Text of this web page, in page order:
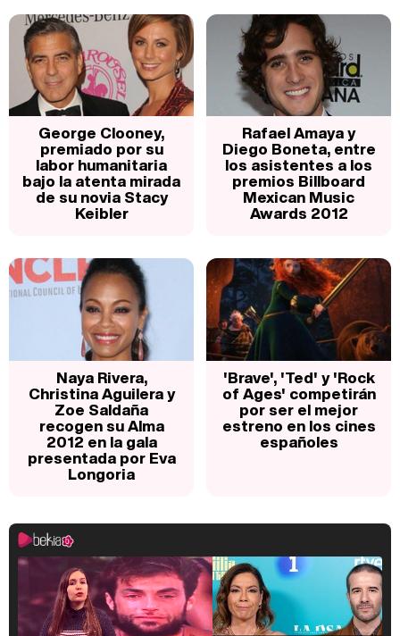
George Clooney,
premiado por su
labor humanitaria
bajo la atenta mirada
de su novia Stacy
Keibler
Rafael Amaya y
Diego Boneta, entre
los asistentes a los
premios Billboard
Mexican Music
Awards 2012
Naya Rivera,
Christina Aguilera y
Zoe Saldaña
recogen su Alma
2012 en la gala
presentada por Eva
Longoria
'Brave', 'Ted' y 'Rock
of Ages' competirán
por ser el mejor
estreno en los cines
españoles